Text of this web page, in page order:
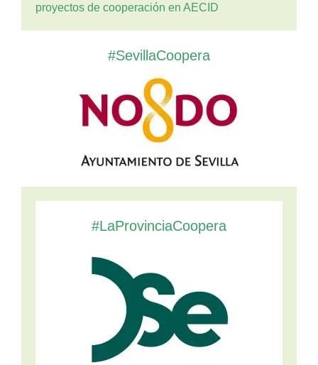
proyectos de cooperación en AECID
#SevillaCoopera
#LaProvinciaCoopera